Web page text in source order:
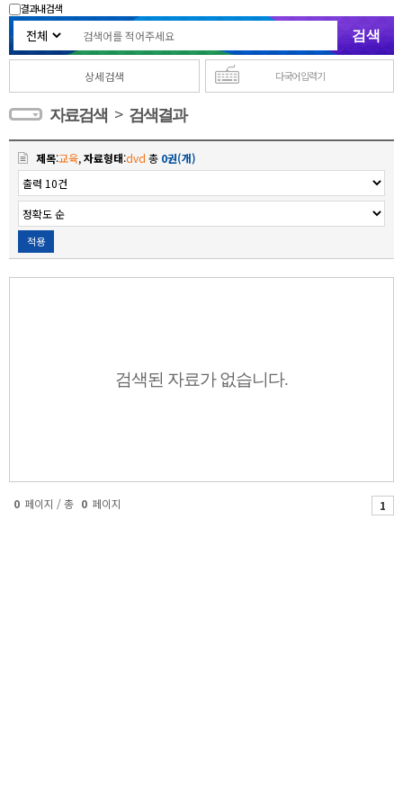
결과내 검색
상세검색 다국어 입력기
자료검색 > 검색결과
제목:교육,자료형태:dvd 총 0권(개)
적용
검색된 자료가 없습니다.
0 페이지 / 총 0 페이지 1